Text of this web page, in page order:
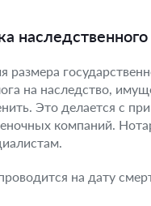
размера
на наследство,
Это делается с
компаний.
на дату